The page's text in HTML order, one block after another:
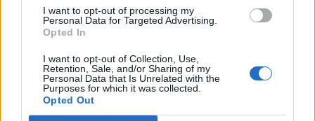
I want to opt-out of processing my
Personal Data for Targeted Advertising.
Opted In
I want to opt-out of Collection, Use,
Retention, Sale, and/or Sharing of my
Personal Data that Is Unrelated with the
Purposes for which it was collected.
Opted Out
és kutyások felé: Legközelebb
Gyereknapi kutya party-n vehet
részt náluk minden kutyabarát. Lesznek kutyás bemutatók,
kutyaszépségverseny, ingyenes oktatás. Addig is lehet nevezni a
eredményhirdetésére szintén a gyereknapon kerül majd sor.